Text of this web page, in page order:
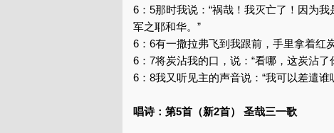
6：5那时我说：“祸哉！我灭亡了！因为
军之耶和华。”
6：6有一撒拉弗飞到我跟前，手里拿着红
6：7将炭沾我的口，说：“看哪，这炭沾
6：8我又听见主的声音说：“我可以差遣
唱诗：第5首（新2首） 圣哉三一歌